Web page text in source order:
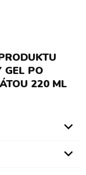
GEL PO
220 ML